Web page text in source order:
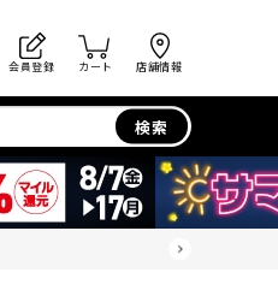
会員登録 カート 店舗情報
検索